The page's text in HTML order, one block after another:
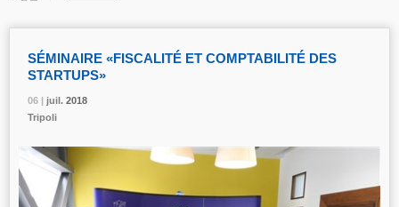
06 | juil. 2018
SÉMINAIRE «FISCALITÉ ET COMPTABILITÉ DES
STARTUPS»
06 | juil. 2018
Tripoli
06 | juil. 2018